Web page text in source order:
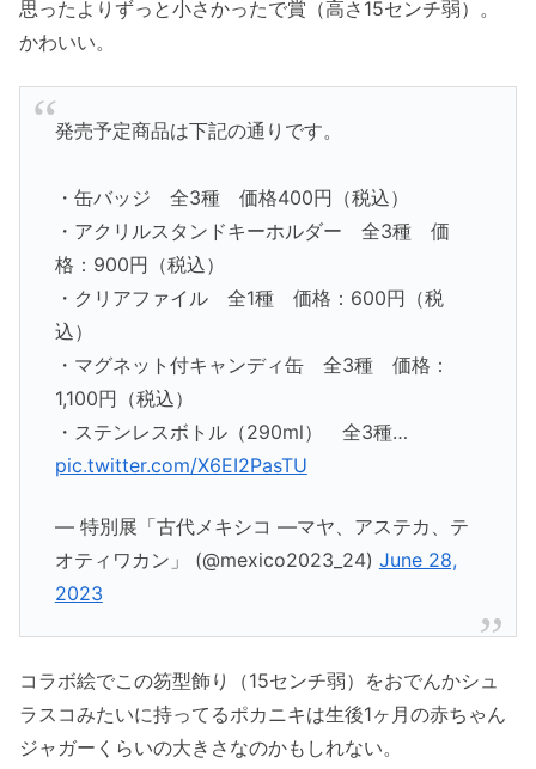
思ったよりずっと小さかったで賞（高さ15センチ弱）。
かわいい。
発売予定商品は下記の通りです。
・缶バッジ 全3種 価格400円（税込）
・アクリルスタンドキーホルダー 全3種 価
格：900円（税込）
・クリアファイル 全1種 価格：600円（税
込）
・マグネット付キャンディ缶 全3種 価格：
1,100円（税込）
・ステンレスボトル（290ml） 全3種…
pic.twitter.com/X6EI2PasTU
— 特別展「古代メキシコ ―マヤ、アステカ、テ
オティワカン」 (@mexico2023_24) June 28,
2023
コラボ絵でこの笏型飾り（15センチ弱）をおでんかシュ
ラスコみたいに持ってるポカニキは生後1ヶ月の赤ちゃん
ジャガーくらいの大きさなのかもしれない。